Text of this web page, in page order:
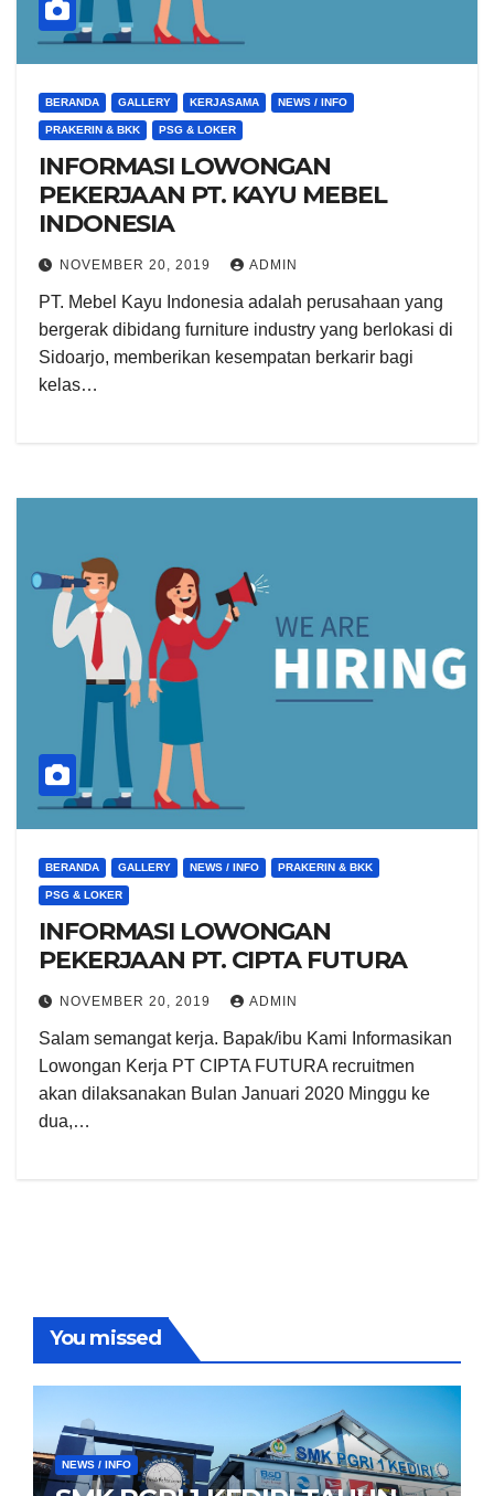
BERANDA GALLERY KERJASAMA NEWS / INFO
PRAKERIN & BKK PSG & LOKER
INFORMASI LOWONGAN
PEKERJAAN PT. KAYU MEBEL
INDONESIA
NOVEMBER 20, 2019 ADMIN
PT. Mebel Kayu Indonesia adalah perusahaan yang
bergerak dibidang furniture industry yang berlokasi di
Sidoarjo, memberikan kesempatan berkarir bagi
kelas…
BERANDA GALLERY NEWS / INFO PRAKERIN & BKK
PSG & LOKER
INFORMASI LOWONGAN
PEKERJAAN PT. CIPTA FUTURA
NOVEMBER 20, 2019 ADMIN
Salam semangat kerja. Bapak/ibu Kami Informasikan
Lowongan Kerja PT CIPTA FUTURA recruitmen
akan dilaksanakan Bulan Januari 2020 Minggu ke
dua,…
You missed
NEWS / INFO